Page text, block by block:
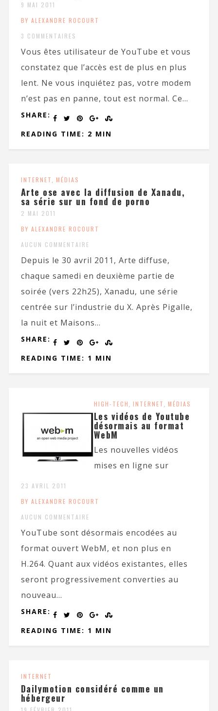
9 MAI 2011
BY ALEXANDRE ROCOURT
3 COMMENTAIRES
Vous êtes utilisateur de YouTube et vous
constatez que l’accès est de plus en plus
lent. Ne vous inquiétez pas, votre modem
n’est pas en panne, tout est normal. Ce...
SHARE:
READING TIME: 2 MIN
INTERNET, MÉDIAS
Arte ose avec la diffusion de Xanadu,
sa série sur un fond de porno
2 MAI 2011
BY ALEXANDRE ROCOURT
AUCUN COMMENTAIRE
Depuis le 30 avril 2011, Arte diffuse,
chaque samedi en deuxième partie de
soirée (vers 22h25), Xanadu, une série
centrée sur l’industrie du X. Après Pigalle,
la nuit et Maisons...
SHARE:
READING TIME: 1 MIN
HIGH-TECH, INTERNET, MÉDIAS
Les vidéos de Youtube
désormais au format
WebM
23 AVRIL 2011
BY ALEXANDRE ROCOURT
AUCUN COMMENTAIRE
Les nouvelles vidéos
mises en ligne sur
YouTube sont désormais encodées au
format ouvert WebM, et non plus en
H.264. Quant aux vidéos existantes, elles
seront progressivement converties au
nouveau...
SHARE:
READING TIME: 1 MIN
INTERNET
Dailymotion considéré comme un
hébergeur